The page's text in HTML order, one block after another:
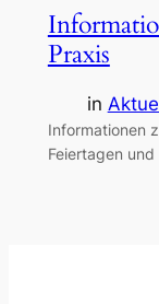
Praxis
in
Informationen
Feiertagen und